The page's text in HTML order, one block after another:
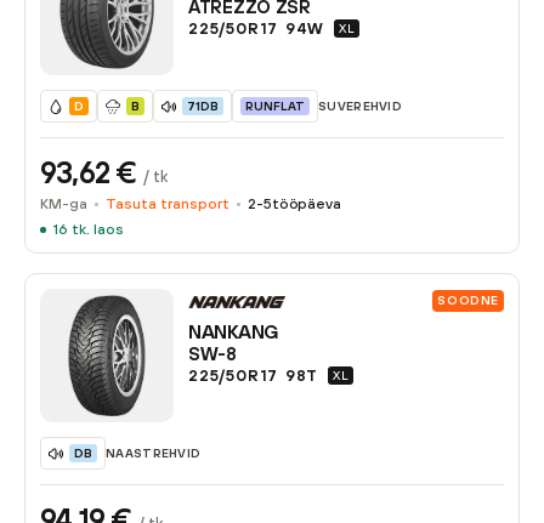
ATREZZO ZSR
225/50R17 94W XL
D B 71DB RUNFLAT SUVEREHVID
93,62 € / tk
KM-ga Tasuta transport 2-5tööpäeva
16 tk. laos
SOODNE
NANKANG
SW-8
225/50R17 98T XL
DB NAASTREHVID